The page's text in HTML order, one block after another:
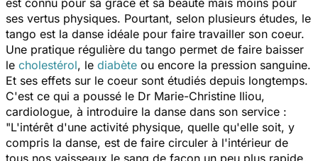
ses vertus physiques. Pourtant, selon plusieurs études, le
tango est la danse idéale pour faire travailler son coeur.
Une pratique régulière du tango permet de faire baisser
le cholestérol, le diabète ou encore la pression sanguine.
Et ses effets sur le coeur sont étudiés depuis longtemps.
C'est ce qui a poussé le Dr Marie-Christine Iliou,
cardiologue, à introduire la danse dans son service :
"L'intérêt d'une activité physique, quelle qu'elle soit, y
compris la danse, est de faire circuler à l'intérieur de
tous nos vaisseaux le sang de façon un peu plus rapide,